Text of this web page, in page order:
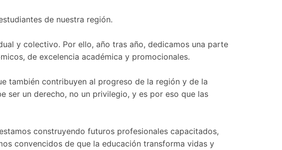
de nuestra región.
y colectivo. Por ello, año tras año, dedicamos una parte
de excelencia académica y promocionales.
también contribuyen al progreso de la región y de la
ser un derecho, no un privilegio, y es por eso que las
construyendo futuros profesionales capacitados,
convencidos de que la educación transforma vidas y